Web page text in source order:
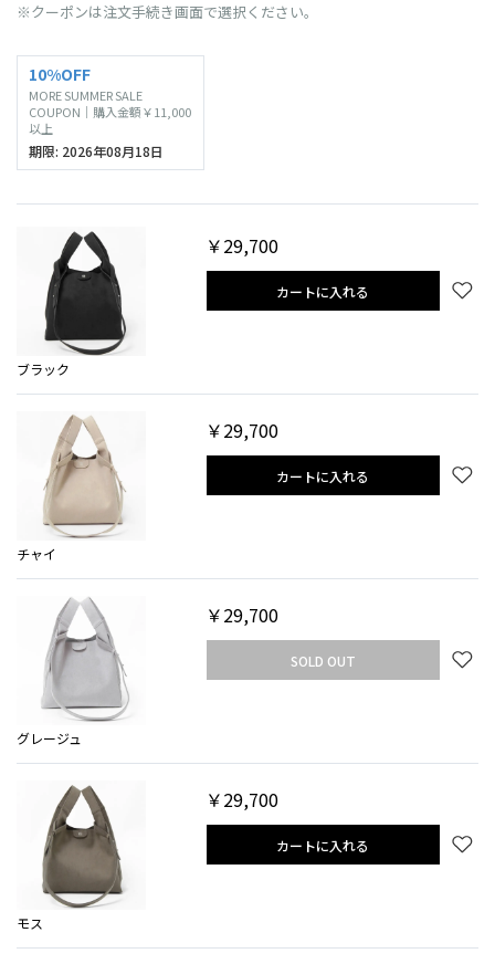
※クーポンは注文手続き画面で選択ください。
10%OFF
MORE SUMMER SALE
COUPON｜購入金額￥11,000
以上
期限: 2026年08月18日
ブラック
￥29,700
カートに入れる
チャイ
￥29,700
カートに入れる
グレージュ
￥29,700
SOLD OUT
モス
￥29,700
カートに入れる